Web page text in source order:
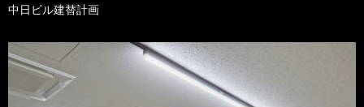
中日ビル建替計画